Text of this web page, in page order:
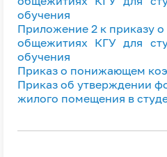
обучения
Приложение 2 к приказу
общежитиях КГУ для
обучения
Приказ о понижающем
Приказ об утверждении
жилого помещения в